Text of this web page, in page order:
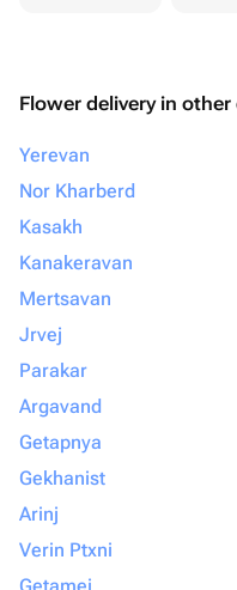
Flower delivery in
Yerevan
Nor Kharberd
Kasakh
Kanakeravan
Mertsavan
Jrvej
Parakar
Argavand
Getapnya
Gekhanist
Arinj
Verin Ptxni